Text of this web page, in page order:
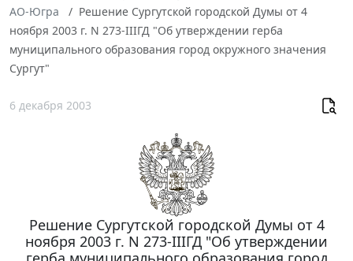
АО-Югра
Решение Сургутской городской Думы от 4
ноября 2003 г. N 273-IIIГД "Об утверждении герба
муниципального образования город окружного значения
Сургут"
6 декабря 2003
Решение Сургутской городской Думы от 4
ноября 2003 г. N 273-IIIГД "Об утверждении